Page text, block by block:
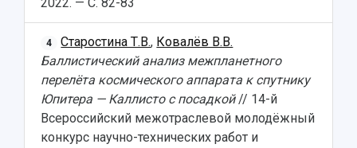
4 Старостина Т.В., Ковалёв В.В.
Баллистический анализ межпланетного
перелёта космического аппарата к спутнику
Юпитера — Каллисто с посадкой// 14-й
Всероссийский межотраслевой молодёжный
конкурс научно-технических работ и